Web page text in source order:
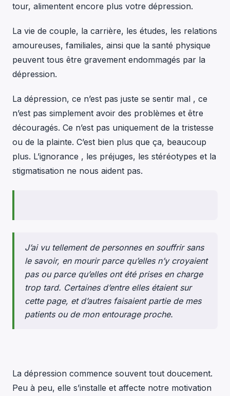
tour, alimentent encore plus votre dépression.
La vie de couple, la carrière, les études, les relations
amoureuses, familiales, ainsi que la santé physique
peuvent tous être gravement endommagés par la
dépression.
La dépression, ce n’est pas juste se sentir mal , ce
n’est pas simplement avoir des problèmes et être
découragés. Ce n’est pas uniquement de la tristesse
ou de la plainte. C’est bien plus que ça, beaucoup
plus. L’ignorance , les préjuges, les stéréotypes et la
stigmatisation ne nous aident pas.
J’ai vu tellement de personnes en souffrir sans
le savoir, en mourir parce qu’elles n’y croyaient
pas ou parce qu’elles ont été prises en charge
trop tard. Certaines d’entre elles étaient sur
cette page, et d’autres faisaient partie de mes
patients ou de mon entourage proche.
La dépression commence souvent tout doucement.
Peu à peu, elle s’installe et affecte notre motivation